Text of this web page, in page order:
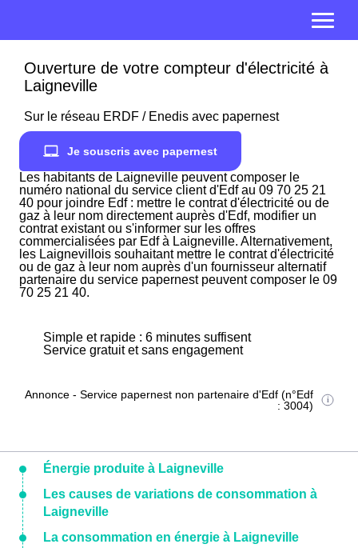
Ouverture de votre compteur d'électricité à
Laigneville
Sur le réseau ERDF / Enedis avec papernest
Je souscris avec papernest
Les habitants de Laigneville peuvent composer le
numéro national du service client d'Edf au 09 70 25 21
40 pour joindre Edf : mettre le contrat d'électricité ou de
gaz à leur nom directement auprès d'Edf, modifier un
contrat existant ou s'informer sur les offres
commercialisées par Edf à Laigneville. Alternativement,
les Laignevillois souhaitant mettre le contrat d'électricité
ou de gaz à leur nom auprès d'un fournisseur alternatif
partenaire du service papernest peuvent composer le 09
70 25 21 40.
Simple et rapide : 6 minutes suffisent
Service gratuit et sans engagement
Annonce - Service papernest non partenaire d'Edf (n°Edf
: 3004)
Énergie produite à Laigneville
Les causes de variations de consommation à
Laigneville
La consommation en énergie à Laigneville